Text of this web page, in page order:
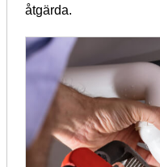
åtgärda.